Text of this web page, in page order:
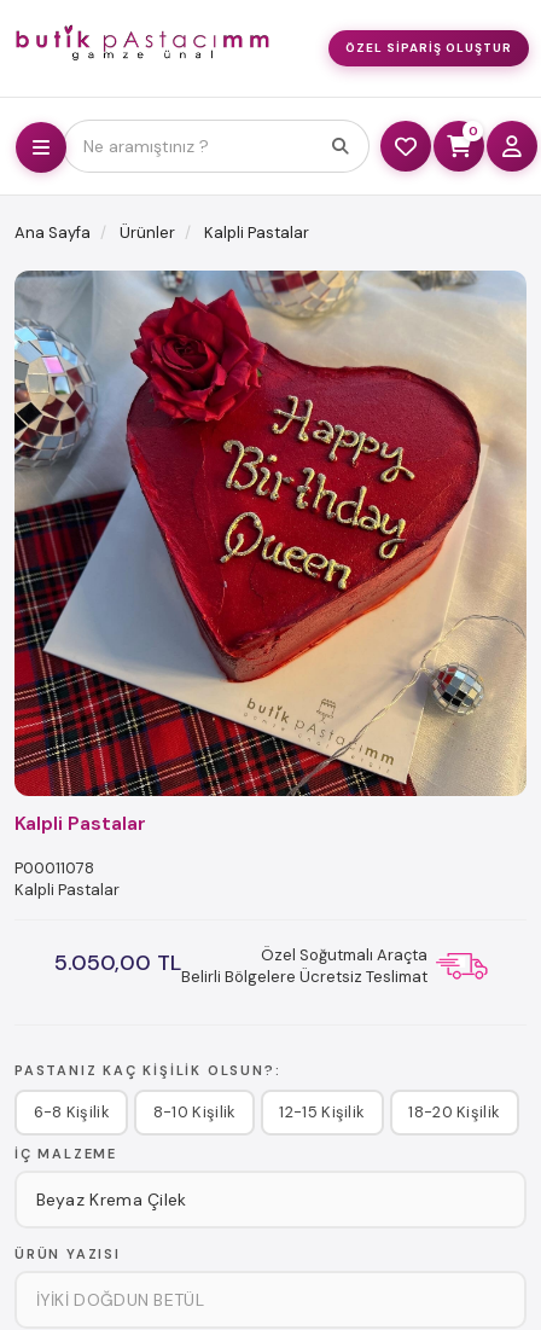
ÖZEL SIPARIŞ OLUŞTUR
Ne aramıştınız ?
0
Ana Sayfa Ürünler Kalpli Pastalar
Kalpli Pastalar
P00011078
Kalpli Pastalar
5.050,00 TL
Özel Soğutmalı Araçta
Belirli Bölgelere Ücretsiz Teslimat
PASTANIZ KAÇ KIŞILIK OLSUN?:
6-8 Kişilik 8-10 Kişilik 12-15 Kişilik 18-20 Kişilik
İÇ MALZEME
ÜRÜN YAZISI